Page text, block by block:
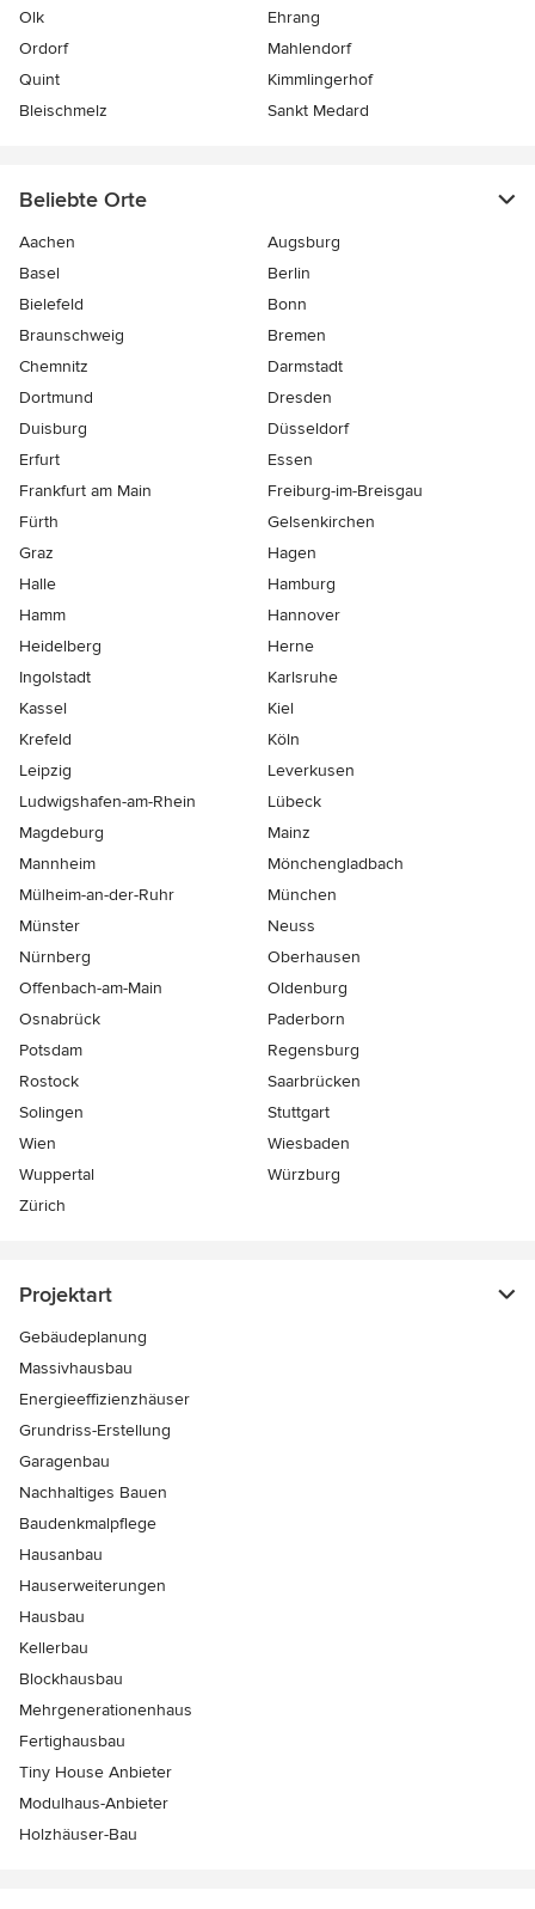
Olk
Ehrang
Ordorf
Mahlendorf
Quint
Kimmlingerhof
Bleischmelz
Sankt Medard
Beliebte Orte
Aachen
Augsburg
Basel
Berlin
Bielefeld
Bonn
Braunschweig
Bremen
Chemnitz
Darmstadt
Dortmund
Dresden
Duisburg
Düsseldorf
Erfurt
Essen
Frankfurt am Main
Freiburg-im-Breisgau
Fürth
Gelsenkirchen
Graz
Hagen
Halle
Hamburg
Hamm
Hannover
Heidelberg
Herne
Ingolstadt
Karlsruhe
Kassel
Kiel
Krefeld
Köln
Leipzig
Leverkusen
Ludwigshafen-am-Rhein
Lübeck
Magdeburg
Mainz
Mannheim
Mönchen­gladbach
Mülheim-an-der-Ruhr
München
Münster
Neuss
Nürnberg
Oberhausen
Offenbach-am-Main
Oldenburg
Osnabrück
Paderborn
Potsdam
Regensburg
Rostock
Saarbrücken
Solingen
Stuttgart
Wien
Wiesbaden
Wuppertal
Würzburg
Zürich
Projektart
Gebäudeplanung
Massivhausbau
Energieeffizienzhäuser
Grundriss-Erstellung
Garagenbau
Nachhaltiges Bauen
Baudenkmalpflege
Hausanbau
Hauserweiterungen
Hausbau
Kellerbau
Blockhausbau
Mehrgenerationenhaus
Fertighausbau
Tiny House Anbieter
Modulhaus-Anbieter
Holzhäuser-Bau